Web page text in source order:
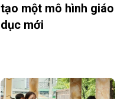
tạo một mô hình giáo
dục mới